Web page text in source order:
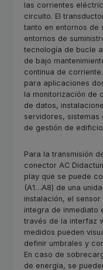
las corrientes
circuito. El
tanto en entornos de
entornos de
tecnología de bucle
de bajo
continua de
para aplicaciones
la monitorización de
de datos,
servidores, sistemas
de gestión de
Para la transmisión
conector AC
play que se puede
(A1…A8) de una
instalación, el
integra de inmediato
través de la interfaz
medidos pueden
definir umbrales y
En caso de
de energía, se